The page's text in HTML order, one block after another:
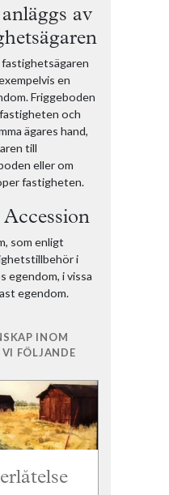
av
fastighetsägaren
en
Friggeboden
och
ägares hand,
till
eller om
fastigheten.
som enligt
i
egendom, i vissa
egendom.
INOM
FÖLJANDE